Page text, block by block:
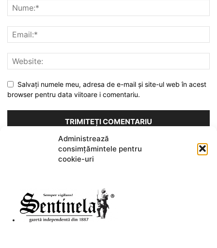
Administrează
consimțămintele pentru
cookie-uri
Salvați numele meu, adresa de e-mail și site-ul web în acest
browser pentru data viitoare i comentariu.
Acest site folosește Akismet pentru a reduce spamul.
Află cum
sunt procesate datele comentariilor tale